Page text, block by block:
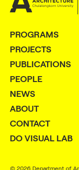
PROJECTS
PEOPLE
ABOUT
CONTACT
PROGRAMS
PROJECTS
PUBLICATIONS
PEOPLE
NEWS
ABOUT
CONTACT
DO VISUAL LAB
© 2026 Department of